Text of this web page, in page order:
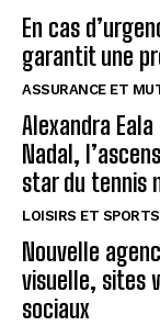
En cas
garantit une
ASSURANCE ET
Alexandra Eala
Nadal,
star du tennis
LOISIRS ET SPORTS
Nouvelle
visuelle, sites
sociaux